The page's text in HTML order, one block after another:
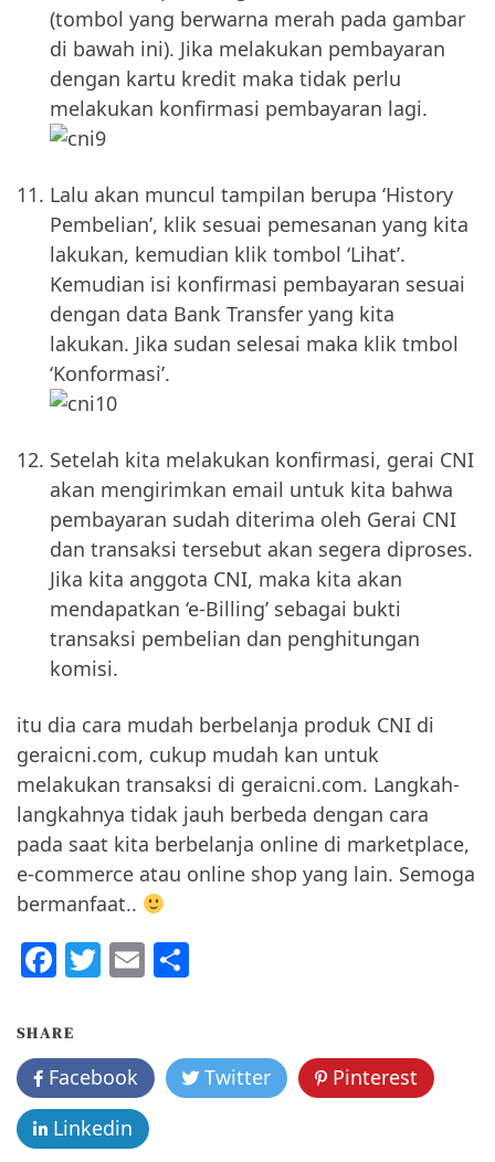
(tombol yang berwarna merah pada gambar
di bawah ini). Jika melakukan pembayaran
dengan kartu kredit maka tidak perlu
melakukan konfirmasi pembayaran lagi.
Lalu akan muncul tampilan berupa ‘History
Pembelian’, klik sesuai pemesanan yang kita
lakukan, kemudian klik tombol ‘Lihat’.
Kemudian isi konfirmasi pembayaran sesuai
dengan data Bank Transfer yang kita
lakukan. Jika sudan selesai maka klik tmbol
‘Konformasi’.
Setelah kita melakukan konfirmasi, gerai CNI
akan mengirimkan email untuk kita bahwa
pembayaran sudah diterima oleh Gerai CNI
dan transaksi tersebut akan segera diproses.
Jika kita anggota CNI, maka kita akan
mendapatkan ‘e-Billing’ sebagai bukti
transaksi pembelian dan penghitungan
komisi.
itu dia cara mudah berbelanja produk CNI di
geraicni.com, cukup mudah kan untuk
melakukan transaksi di geraicni.com. Langkah-
langkahnya tidak jauh berbeda dengan cara
pada saat kita berbelanja online di marketplace,
e-commerce atau online shop yang lain. Semoga
bermanfaat..
F
c
e
b
o
T
er
E
l e
SHARE
Facebook Twitter
Pinterest
Linkedin